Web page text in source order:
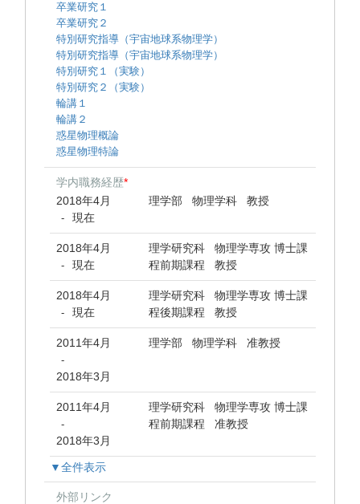
卒業研究１
卒業研究２
特別研究指導（宇宙地球系物理学）
特別研究指導（宇宙地球系物理学）
特別研究１（実験）
特別研究２（実験）
輪講１
輪講２
惑星物理概論
惑星物理特論
学内職務経歴*
2018年4月
- 現在
理学部 物理学科 教授
2018年4月
- 現在
理学研究科 物理学専攻 博士課
程前期課程 教授
2018年4月
- 現在
理学研究科 物理学専攻 博士課
程後期課程 教授
2011年4月
-
2018年3月
理学部 物理学科 准教授
2011年4月
-
2018年3月
理学研究科 物理学専攻 博士課
程前期課程 准教授
▼全件表示
外部リンク